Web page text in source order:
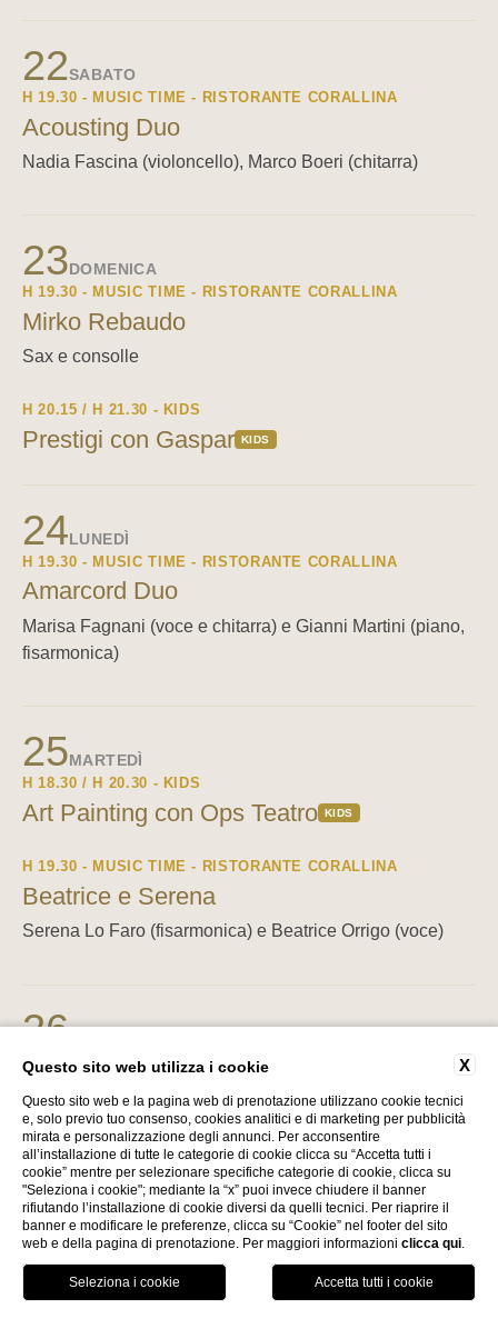
22SABATO
H 19.30 - MUSIC TIME - RISTORANTE CORALLINA
Acousting Duo
Nadia Fascina (violoncello), Marco Boeri (chitarra)
23 DOMENICA
H 19.30 - MUSIC TIME - RISTORANTE CORALLINA
Mirko Rebaudo
Sax e consolle
H 20.15 / H 21.30 - KIDS
Prestigi con Gaspar KIDS
24LUNEDÌ
H 19.30 - MUSIC TIME - RISTORANTE CORALLINA
Amarcord Duo
Marisa Fagnani (voce e chitarra) e Gianni Martini (piano,
fisarmonica)
25 MARTEDÌ
H 18.30 / H 20.30 - KIDS
Art Painting con Ops Teatro KIDS
H 19.30 - MUSIC TIME - RISTORANTE CORALLINA
Beatrice e Serena
Serena Lo Faro (fisarmonica) e Beatrice Orrigo (voce)
26
H 19.30 - SUMMER COCKTAIL PARTY
Bemsha Swing Trio
Patrizia Taurini (pianista e tastierista), Mauro Parrinello
(contrabbasso), Eleonora Amerio (voce)
27
H 19.30 - MUSIC TIME - RISTORANTE CORALLINA
Scopri il Royal Hotel Sanremo
X
Questo sito web utilizza i cookie
Questo sito web e la pagina web di prenotazione utilizzano cookie tecnici
e, solo previo tuo consenso, cookies analitici e di marketing per pubblicità
mirata e personalizzazione degli annunci. Per acconsentire
all’installazione di tutte le categorie di cookie clicca su “Accetta tutti i
cookie” mentre per selezionare specifiche categorie di cookie, clicca su
"Seleziona i cookie"; mediante la “x” puoi invece chiudere il banner
rifiutando l’installazione di cookie diversi da quelli tecnici. Per riaprire il
banner e modificare le preferenze, clicca su “Cookie” nel footer del sito
web e della pagina di prenotazione. Per maggiori informazioni clicca qui.